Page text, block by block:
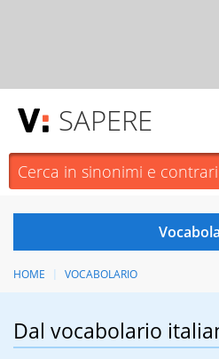
SAPERE
HOME VOCABOLARIO
Dal vocabolario